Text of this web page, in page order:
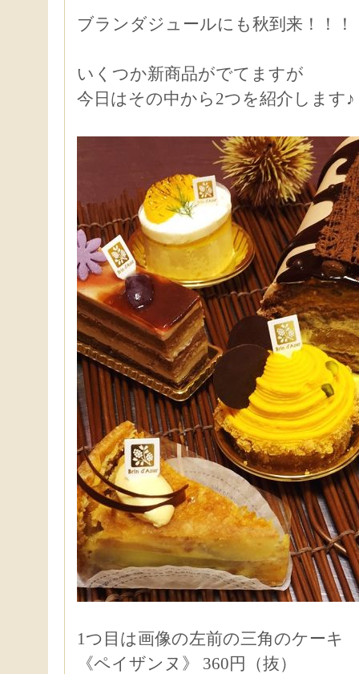
ブランダジュールにも秋到来！！！
いくつか新商品がでてますが
今日はその中から2つを紹介します♪
1つ目は画像の左前の三角のケーキ
《ペイザンヌ》 360円（抜）